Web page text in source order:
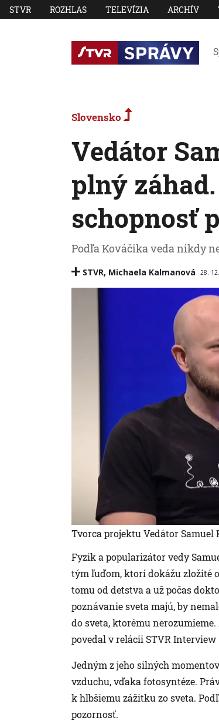
STVR ROZHLAS TELEVÍZIA ARCHÍV
Slovensko
Vedátor
plný
schopnosť
Podľa Kováčika veda nikdy
STVR, Michaela Kalmanová 28.
Tvorca projektu Vedátor Samuel
Fyzik a popularizátor vedy
tým ľuďom, ktorí dokážu zložité
tomu od detstva a už počas
poznávanie sveta majú, by
do sveta, ktorému
povedal v relácii STVR Interview
Jedným z jeho silných
vzduchu, vďaka fotosyntéze.
k hlbšiemu zážitku zo sveta.
pozornosť.